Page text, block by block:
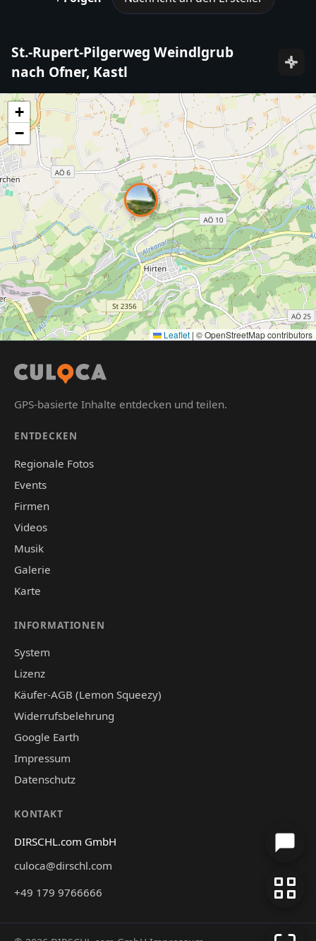
St.-Rupert-Pilgerweg Weindlgrub
nach Ofner, Kastl
+
−
Leaflet | © OpenStreetMap contributors
GPS-basierte Inhalte entdecken und teilen.
ENTDECKEN
Regionale Fotos
Events
Firmen
Videos
Musik
Galerie
Karte
INFORMATIONEN
System
Lizenz
Käufer-AGB (Lemon Squeezy)
Widerrufsbelehrung
Google Earth
Impressum
Datenschutz
KONTAKT
DIRSCHL.com GmbH
culoca@dirschl.com
+49 179 9766666